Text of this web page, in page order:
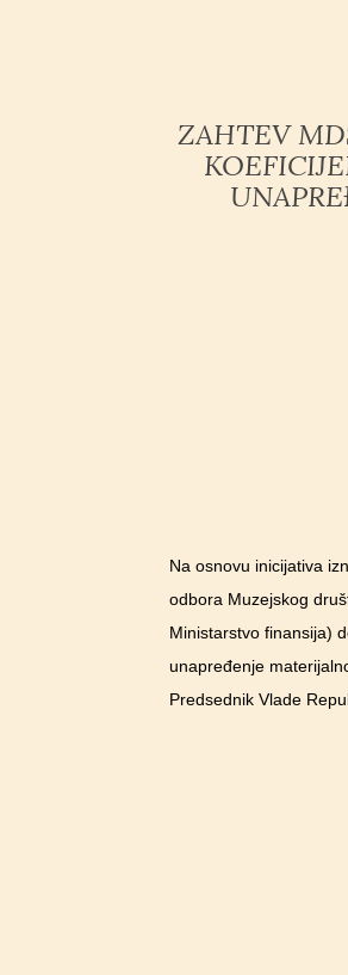
ZAHTEV
Na osnovu inicijativa
odbora Muzejskog
Ministarstvo finansija)
unapređenje
Predsednik Vlade